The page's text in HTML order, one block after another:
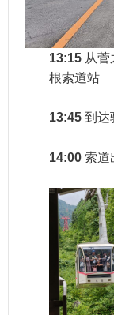
13:15从菅
根索道站
13:45到达
14:00索道